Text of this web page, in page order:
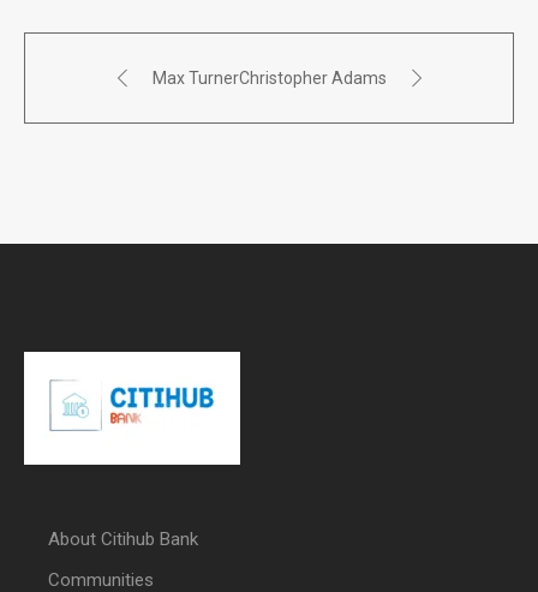
Max TurnerChristopher Adams
About Citihub Bank
Communities